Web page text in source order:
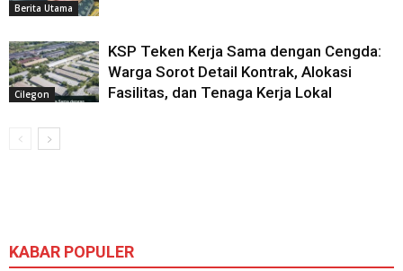
Berita Utama
Cilegon
KSP Teken Kerja Sama dengan Cengda:
Warga Sorot Detail Kontrak, Alokasi
Fasilitas, dan Tenaga Kerja Lokal
KABAR POPULER